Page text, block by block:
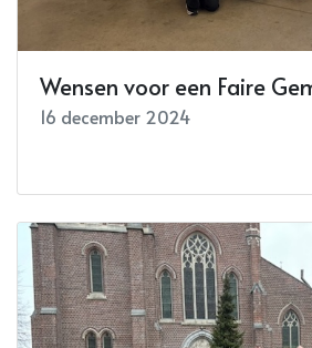
Wensen voor een Faire
16 december 2024